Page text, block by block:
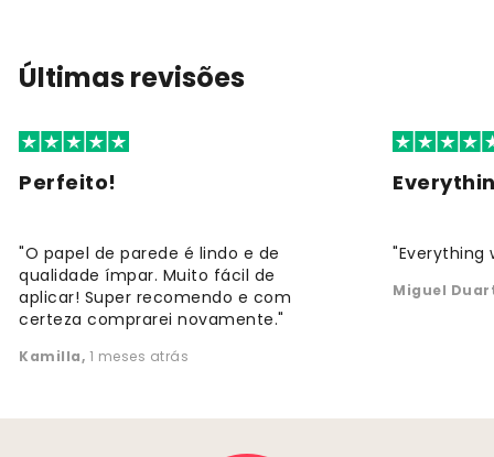
Últimas revisões
Perfeito!
"O papel de parede é lindo e de
qualidade ímpar. Muito fácil de
aplicar! Super recomendo e com
certeza comprarei novamente."
Kamilla, 1 meses atrás
"Everything
Miguel